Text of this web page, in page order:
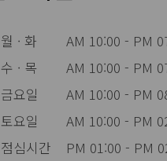
월 · 화
AM 10:00 - PM
수 · 목
AM 10:00 - PM
금요일
AM 10:00 - PM
토요일
AM 10:00 - PM
점심시간
PM 01:00 - PM